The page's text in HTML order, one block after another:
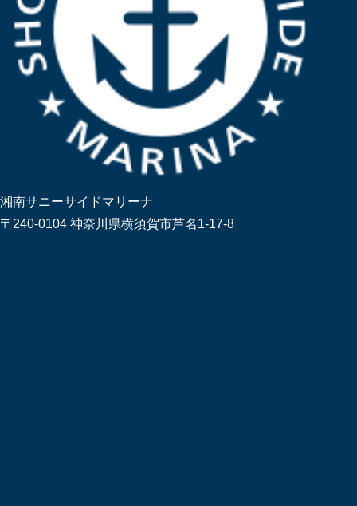
湘南サニーサイドマリーナ
〒240-0104 神奈川県横須賀市芦名1-17-8